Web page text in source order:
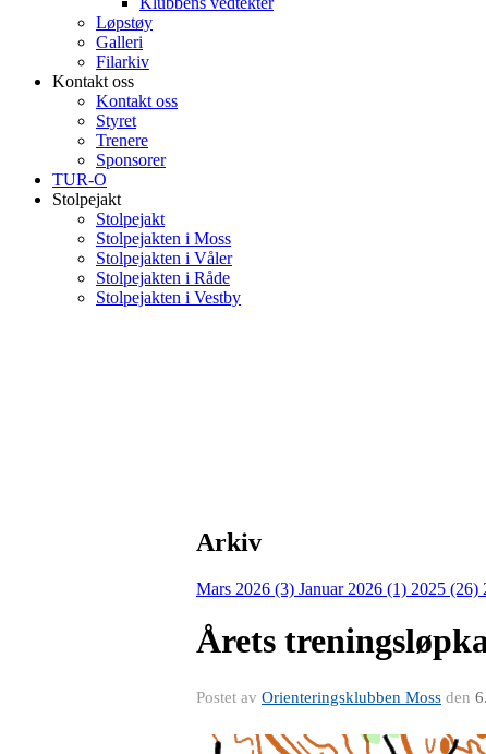
Løpstøy
Galleri
Filarkiv
Kontakt oss
Kontakt oss
Styret
Trenere
Sponsorer
TUR-O
Stolpejakt
Stolpejakt
Stolpejakten i Moss
Stolpejakten i Våler
Stolpejakten i Råde
Stolpejakten i Vestby
Arkiv
Mars 2026 (3) Januar 2026 (1) 2025 (26)
Årets
Postet av Orienteringsklubben Moss den